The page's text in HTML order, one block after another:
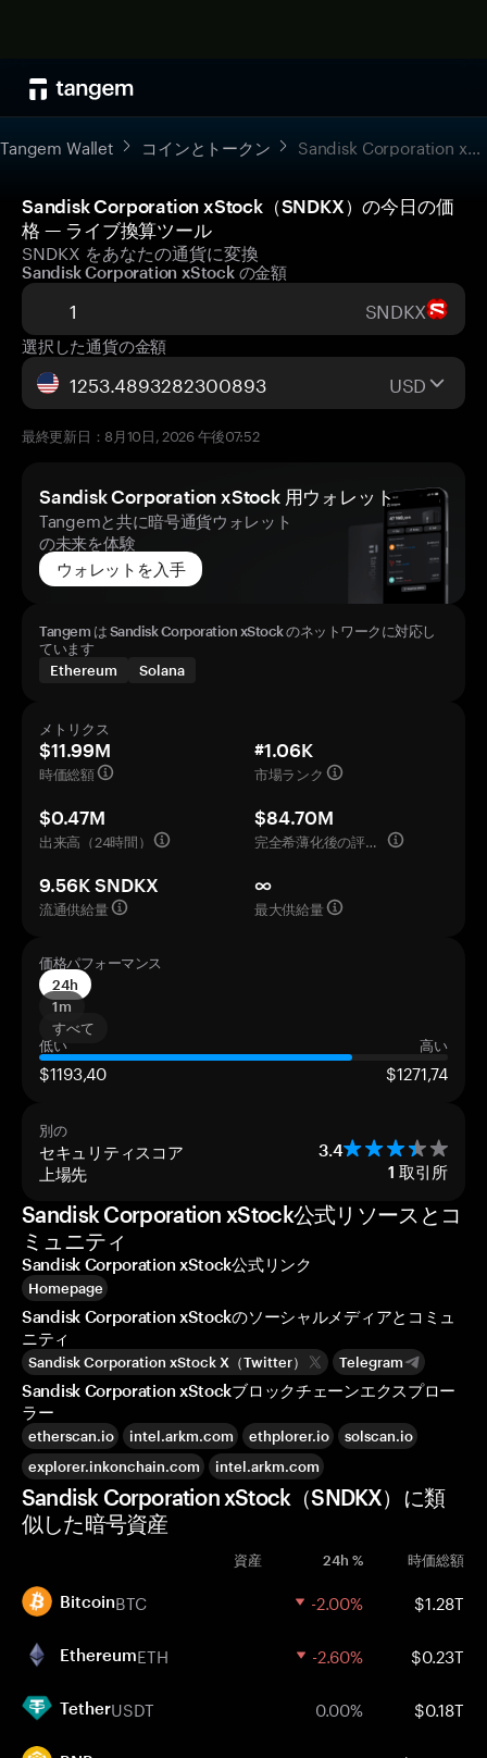
Tangem Wallet コインとトークン Sandisk Corporation xStock
Sandisk Corporation xStock（SNDKX）の今日の価
格 — ライブ換算ツール
SNDKX をあなたの通貨に変換
Sandisk Corporation xStock の金額
SNDKX
選択した通貨の金額
USD
最終更新日：8月10日, 2026 午後07:52
Sandisk Corporation xStock 用ウォレット
Tangemと共に暗号通貨ウォレット
の未来を体験
ウォレットを入手
Tangem は Sandisk Corporation xStock のネットワークに対応し
ています
Ethereum
Solana
メトリクス
$11.99M
時価総額
#1.06K
市場ランク
$0.47M
出来高（24時間）
$84.70M
完全希薄化後の評価額
9.56K SNDKX
流通供給量
∞
最大供給量
価格パフォーマンス
24h
1m
すべて
低い
高い
$1193,40 $1271,74
別の
セキュリティスコア 3.4
上場先 1 取引所
Sandisk Corporation xStock公式リソースとコ
ミュニティ
Sandisk Corporation xStock公式リンク
Homepage
Sandisk Corporation xStockのソーシャルメディアとコミュ
ニティ
Sandisk Corporation xStock X（Twitter） Telegram
Sandisk Corporation xStockブロックチェーンエクスプロー
ラー
etherscan.io intel.arkm.com ethplorer.io
solscan.io
explorer.inkonchain.com
intel.arkm.com
Sandisk Corporation xStock（SNDKX）に類
似した暗号資産
資産 24h % 時価総額
BitcoinBTC -2.00% $1.28T
EthereumETH -2.60% $0.23T
TetherUSDT 0.00% $0.18T